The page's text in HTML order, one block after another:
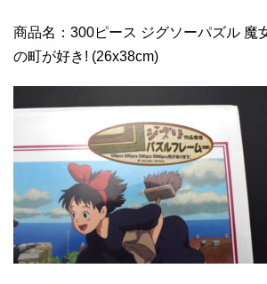
商品名：300ピース ジグソーパズル 魔
の町が好き! (26x38cm)